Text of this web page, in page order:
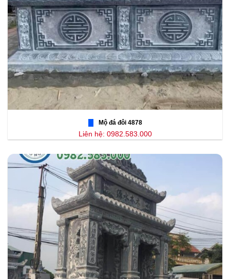
Mộ đá đôi 4878
Liên hệ: 0982.583.000